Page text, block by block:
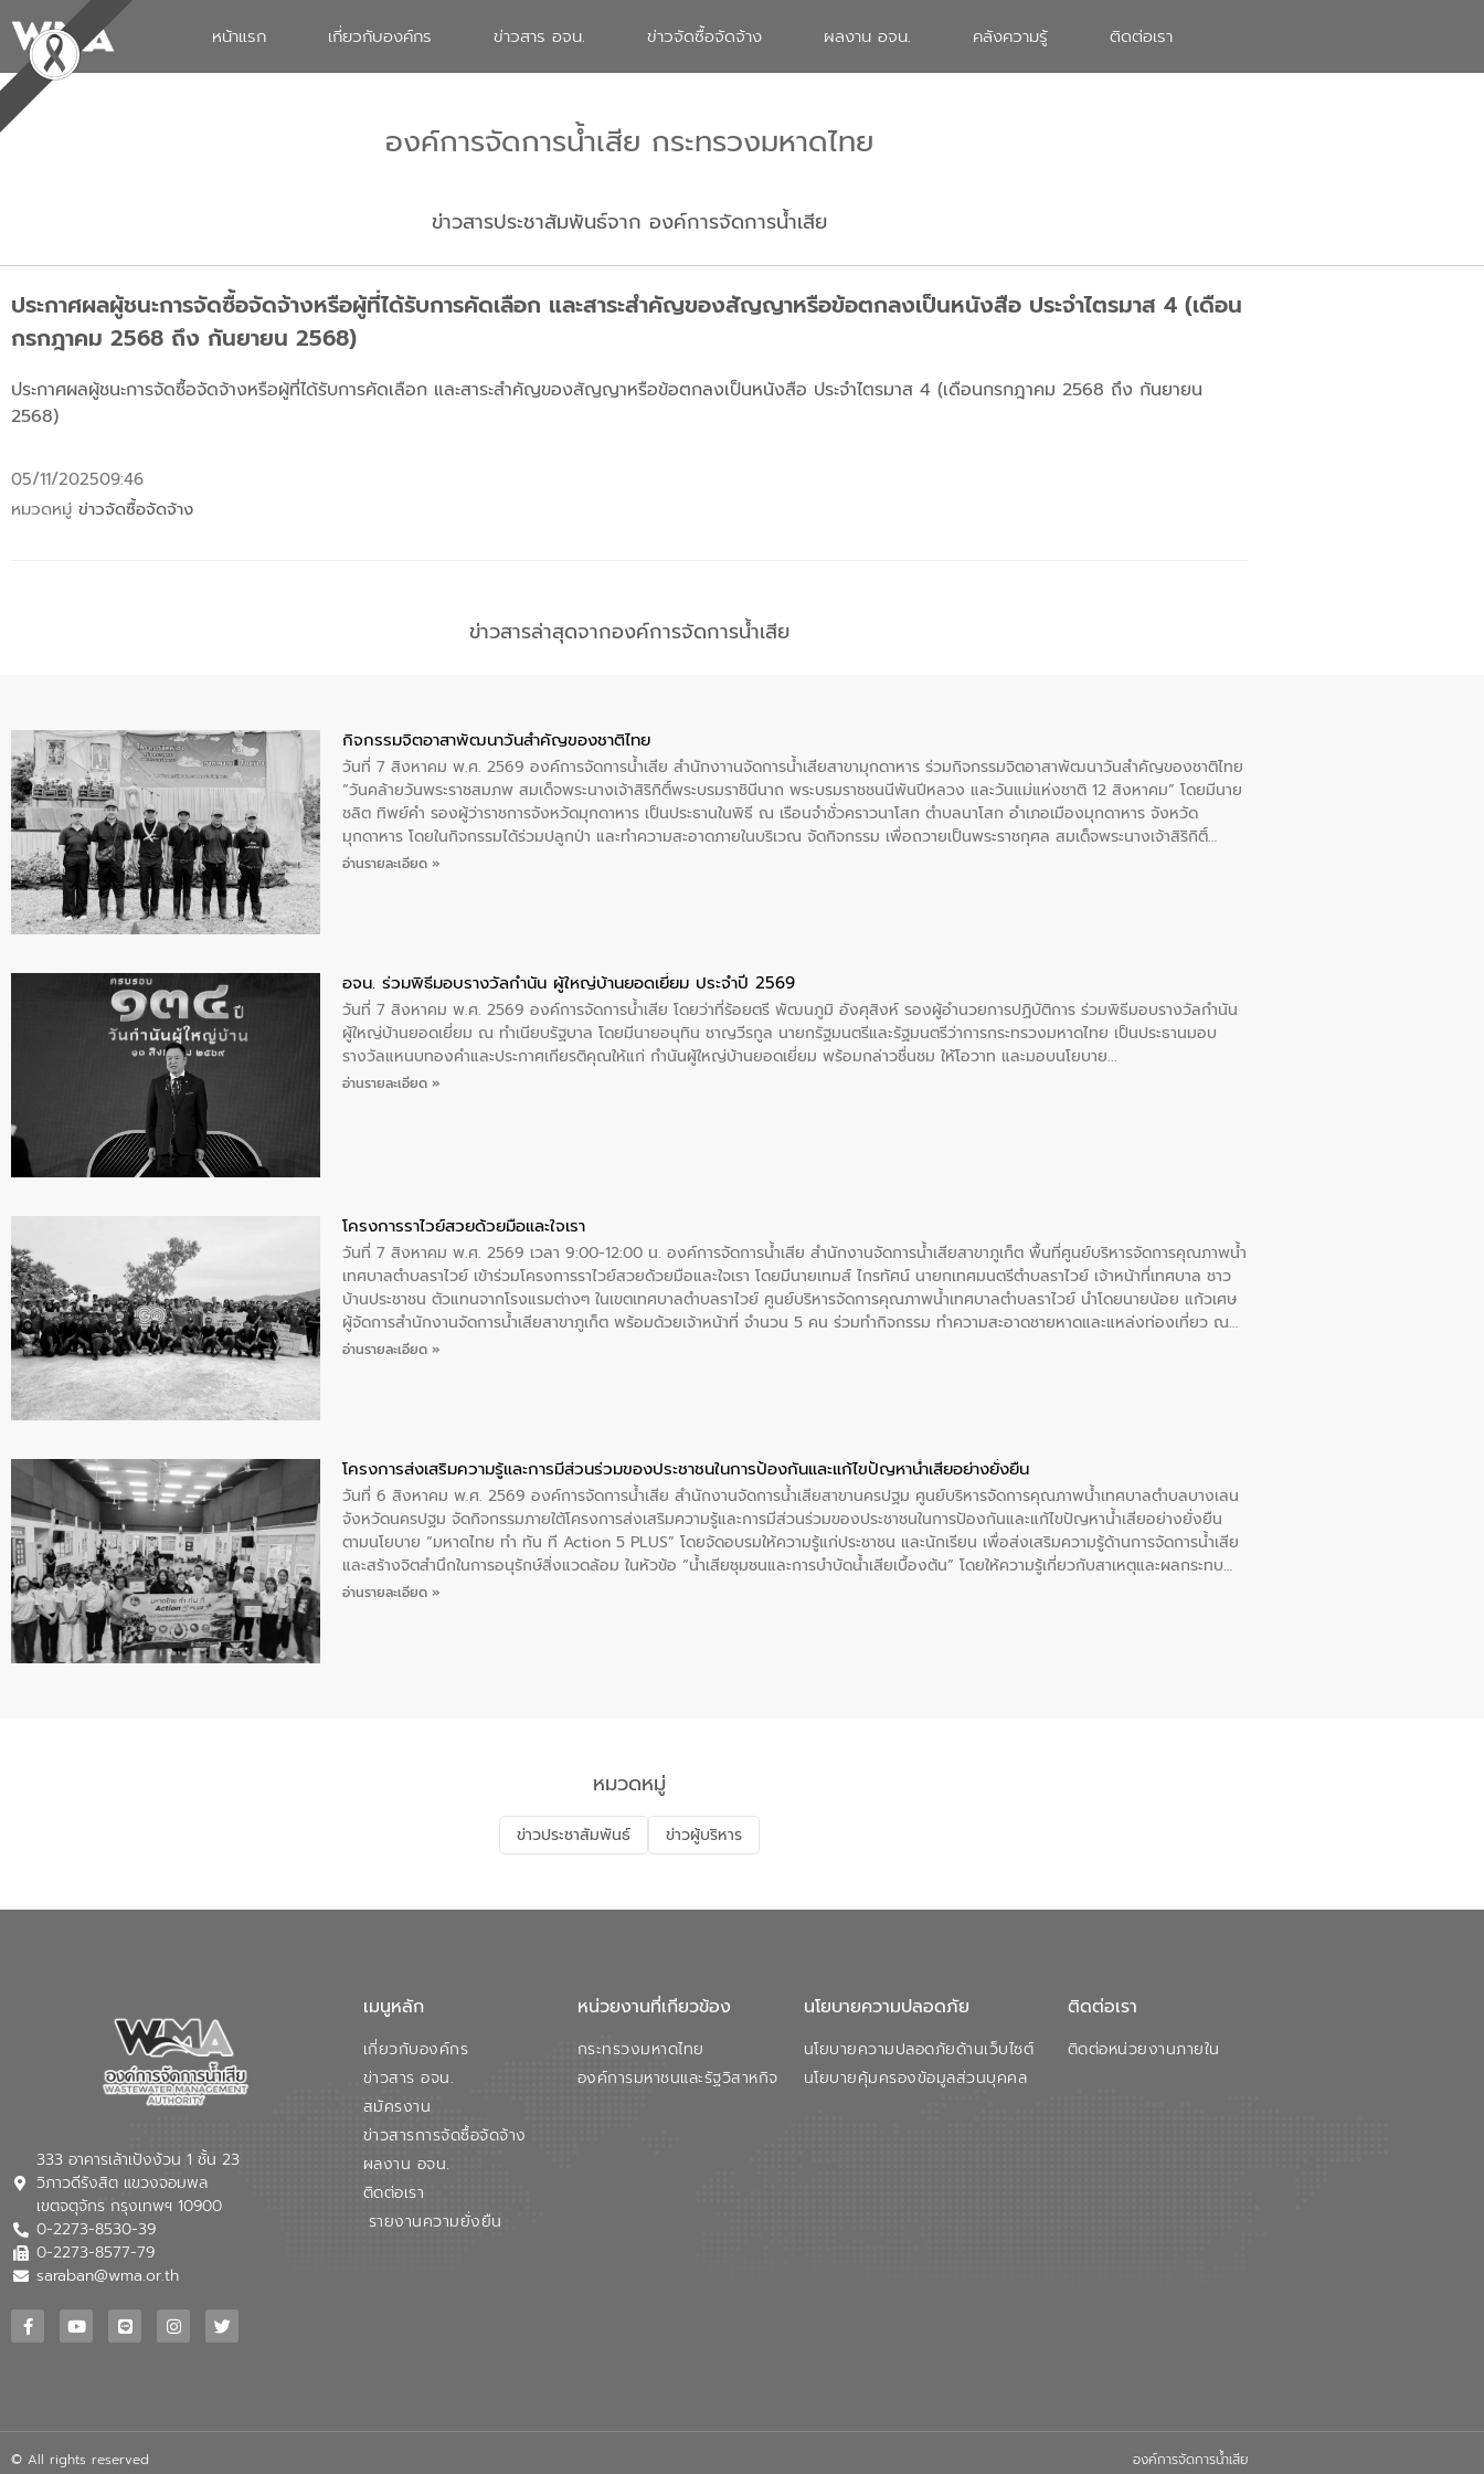
หน้าแรก เกี่ยวกับองค์กร ข่าวสาร อจน. ข่าวจัดซื้อจัดจ้าง ผลงาน อจน. คลังความรู้ ติดต่อเรา
องค์การจัดการน้ำเสีย กระทรวงมหาดไทย
ข่าวสารประชาสัมพันธ์จาก องค์การจัดการน้ำเสีย
ประกาศผลผู้ชนะการจัดซื้อจัดจ้างหรือผู้ที่ได้รับการคัดเลือก และสาระสำคัญของสัญญาหรือข้อตกลงเป็นหนังสือ ประจำไตรมาส 4 (เดือน
กรกฎาคม 2568 ถึง กันยายน 2568)
ประกาศผลผู้ชนะการจัดซื้อจัดจ้างหรือผู้ที่ได้รับการคัดเลือก และสาระสำคัญของสัญญาหรือข้อตกลงเป็นหนังสือ ประจำไตรมาส 4 (เดือนกรกฎาคม 2568 ถึง กันยายน
2568)
05/11/202509:46
หมวดหมู่ ข่าวจัดซื้อจัดจ้าง
ข่าวสารล่าสุดจากองค์การจัดการน้ำเสีย
กิจกรรมจิตอาสาพัฒนาวันสําคัญของชาติไทย
วันที่ 7 สิงหาคม พ.ศ. 2569 องค์การจัดการน้ำเสีย สำนักงาานจัดการน้ำเสียสาขามุกดาหาร ร่วมกิจกรรมจิตอาสาพัฒนาวันสําคัญของชาติไทย
“วันคล้ายวันพระราชสมภพ สมเด็จพระนางเจ้าสิริกิติ์พระบรมราชินีนาถ พระบรมราชชนนีพันปีหลวง และวันแม่แห่งชาติ 12 สิงหาคม” โดยมีนาย
ชลิต ทิพย์คำ รองผู้ว่าราชการจังหวัดมุกดาหาร เป็นประธานในพิธี ณ เรือนจําชั่วคราวนาโสก ตําบลนาโสก อําเภอเมืองมุกดาหาร จังหวัด
มุกดาหาร โดยในกิจกรรมได้ร่วมปลูกป่า และทําความสะอาดภายในบริเวณ จัดกิจกรรม เพื่อถวายเป็นพระราชกุศล สมเด็จพระนางเจ้าสิริกิติ์
พระบรมราชินีนาถ พระบรมราชชนนีพันปีหลวง พร้อมถวายสัจปฏิญาณ ทำความดีด้วยหัวใจ
อ่านรายละเอียด »
อจน. ร่วมพิธีมอบรางวัลกำนัน ผู้ใหญ่บ้านยอดเยี่ยม ประจำปี 2569
วันที่ 7 สิงหาคม พ.ศ. 2569 องค์การจัดการน้ำเสีย โดยว่าที่ร้อยตรี พัฒนภูมิ อังศุสิงห์ รองผู้อำนวยการปฏิบัติการ ร่วมพิธีมอบรางวัลกำนัน
ผู้ใหญ่บ้านยอดเยี่ยม ณ ทำเนียบรัฐบาล โดยมีนายอนุทิน ชาญวีรกูล นายกรัฐมนตรีและรัฐมนตรีว่าการกระทรวงมหาดไทย เป็นประธานมอบ
รางวัลแหนบทองคำและประกาศเกียรติคุณให้แก่ กำนันผู้ใหญ่บ้านยอดเยี่ยม พร้อมกล่าวชื่นชม ให้โอวาท และมอบนโยบาย
อ่านรายละเอียด »
โครงการราไวย์สวยด้วยมือและใจเรา
วันที่ 7 สิงหาคม พ.ศ. 2569 เวลา 9:00-12:00 น. องค์การจัดการน้ำเสีย สำนักงานจัดการน้ำเสียสาขาภูเก็ต พื้นที่ศูนย์บริหารจัดการคุณภาพน้ำ
เทศบาลตำบลราไวย์ เข้าร่วมโครงการราไวย์สวยด้วยมือและใจเรา โดยมีนายเทมส์ ไกรทัศน์ นายกเทศมนตรีตำบลราไวย์ เจ้าหน้าที่เทศบาล ชาว
บ้านประชาชน ตัวแทนจากโรงแรมต่างๆ ในเขตเทศบาลตำบลราไวย์ ศูนย์บริหารจัดการคุณภาพน้ำเทศบาลตำบลราไวย์ นำโดยนายน้อย แก้วเศษ
ผู้จัดการสำนักงานจัดการน้ำเสียสาขาภูเก็ต พร้อมด้วยเจ้าหน้าที่ จำนวน 5 คน ร่วมทำกิจกรรม ทำความสะอาดชายหาดและแหล่งท่องเที่ยว ณ
บริเวณแหลมพรหมเทพ หมู่ที่ 6 ตำบลราไวย์ อำเภอเมือง จังหวัดภูเก็ต
อ่านรายละเอียด »
โครงการส่งเสริมความรู้และการมีส่วนร่วมของประชาชนในการป้องกันและแก้ไขปัญหาน้ำเสียอย่างยั่งยืน
วันที่ 6 สิงหาคม พ.ศ. 2569 องค์การจัดการน้ำเสีย สำนักงานจัดการน้ำเสียสาขานครปฐม ศูนย์บริหารจัดการคุณภาพน้ำเทศบาลตำบลบางเลน
จังหวัดนครปฐม จัดกิจกรรมภายใต้โครงการส่งเสริมความรู้และการมีส่วนร่วมของประชาชนในการป้องกันและแก้ไขปัญหาน้ำเสียอย่างยั่งยืน
ตามนโยบาย “มหาดไทย ทำ ทัน ที Action 5 PLUS” โดยจัดอบรมให้ความรู้แก่ประชาชน และนักเรียน เพื่อส่งเสริมความรู้ด้านการจัดการน้ำเสีย
และสร้างจิตสำนึกในการอนุรักษ์สิ่งแวดล้อม ในหัวข้อ “น้ำเสียชุมชนและการบำบัดน้ำเสียเบื้องต้น” โดยให้ความรู้เกี่ยวกับสาเหตุและผลกระทบ
ของน้ำเสีย แนวทางการลดการเกิดน้ำเสียจากแหล่งกำเนิด การบำบัดน้ำเสียเบื้องต้นในครัวเรือน ณ เทศบาลตำบลบางเลน จังหวัดนครปฐม
อ่านรายละเอียด »
หมวดหมู่
ข่าวประชาสัมพันธ์ ข่าวผู้บริหาร
333 อาคารเล้าเป้งง้วน 1 ชั้น 23
วิภาวดีรังสิต แขวงจอมพล
เขตจตุจักร กรุงเทพฯ 10900
0-2273-8530-39
0-2273-8577-79
saraban@wma.or.th
เมนูหลัก
เกี่ยวกับองค์กร
ข่าวสาร อจน.
สมัครงาน
ข่าวสารการจัดซื้อจัดจ้าง
ผลงาน อจน.
ติดต่อเรา
รายงานความยั่งยืน
หน่วยงานที่เกียวข้อง
กระทรวงมหาดไทย
องค์การมหาชนและรัฐวิสาหกิจ
นโยบายความปลอดภัย
นโยบายความปลอดภัยด้านเว็บไซต์
นโยบายคุ้มครองข้อมูลส่วนบุคคล
ติดต่อเรา
ติดต่อหน่วยงานภายใน
© All rights reserved องค์การจัดการน้ำเสีย